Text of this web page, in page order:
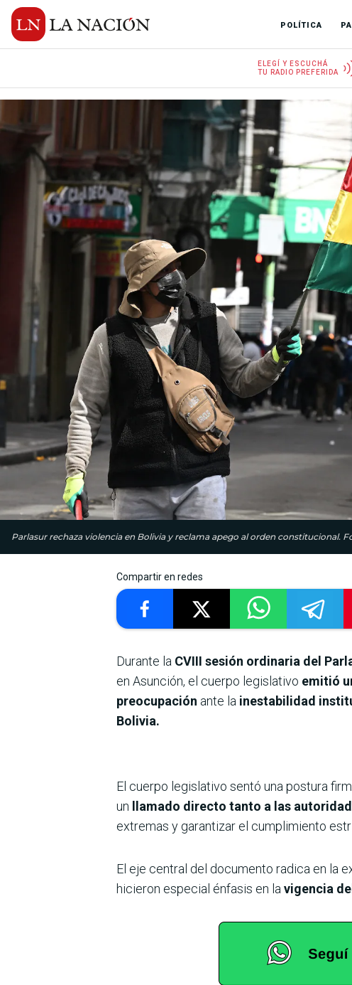
POLÍTICA
ELEGÍ Y ESCUCHÁ
TU RADIO PREFERIDA
Parlasur rechaza violencia en Bolivia y reclama apego al orden constitucional.
Compartir en redes
Durante la CVIII sesión ordinaria del
en Asunción, el cuerpo legislativo emitió
preocupación ante la inestabilidad
Bolivia.
El cuerpo legislativo sentó una postura
un llamado directo tanto a las
extremas y garantizar el cumplimiento
El eje central del documento radica en la
hicieron especial énfasis en la vigencia